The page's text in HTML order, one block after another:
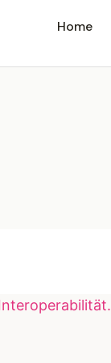
Home